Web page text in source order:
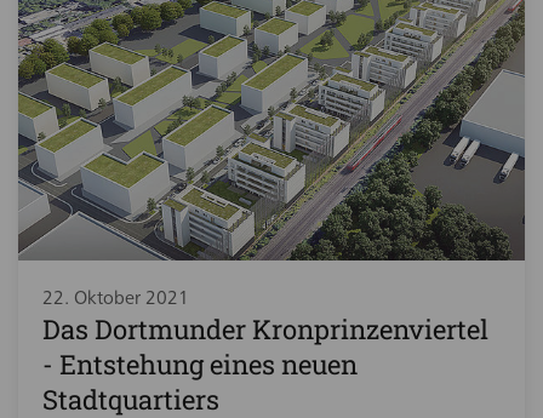
22. Oktober 2021
Das Dortmunder Kronprinzenviertel
- Entstehung eines neuen
Stadtquartiers